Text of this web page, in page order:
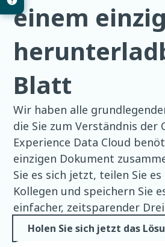
einem
Blatt
Wir haben alle
die Sie zum Verständnis der
Experience Data Cloud
einzigen Dokument
Sie es sich jetzt, teilen Sie
Kollegen und speichern Sie
einfacher, zeitsparender
Holen Sie sich jetzt das